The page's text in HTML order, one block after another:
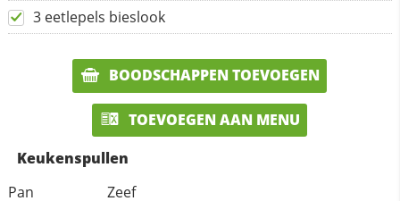
3 eetlepels bieslook
BOODSCHAPPEN TOEVOEGEN
TOEVOEGEN AAN MENU
Keukenspullen
Pan
Zeef